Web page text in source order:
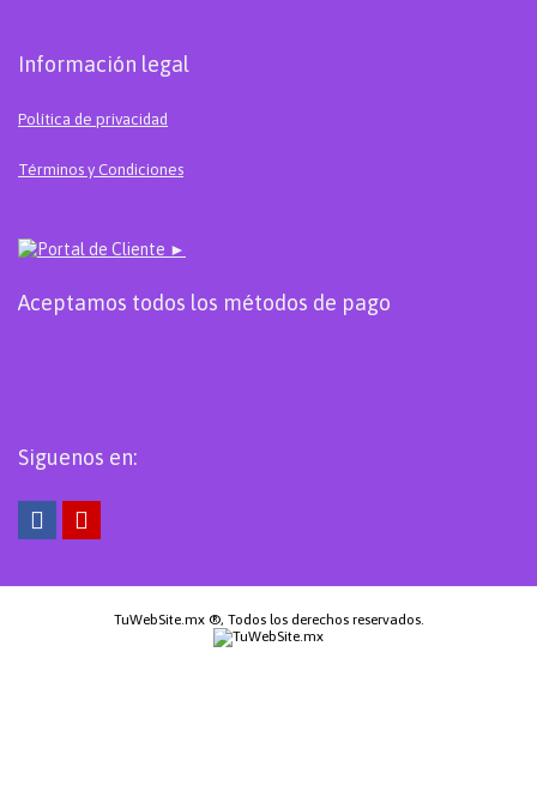
Información legal
Política de privacidad
Términos y Condiciones
Portal de Cliente ►
Aceptamos todos los métodos de pago
Siguenos en:
TuWebSite.mx ®, Todos los derechos reservados.